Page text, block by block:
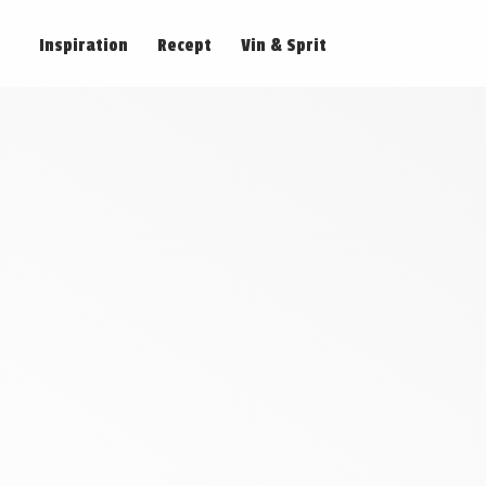
Inspiration Recept Vin & Sprit